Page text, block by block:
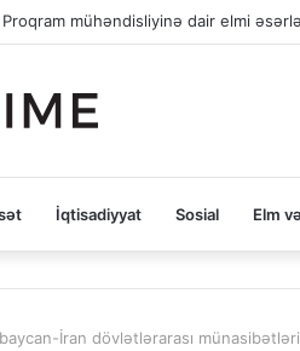
Proqram mühəndisliyinə dair elmi
İqtisadiyyat Sosial Elm
İran dövlətlərarası